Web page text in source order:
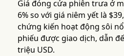
Giá đóng cửa phiên trưa ở
6% so với giá niêm yết là
chứng kiến hoạt động sôi
phiếu được giao dịch, dẫn
triệu USD.